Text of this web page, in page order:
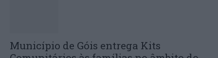
Município de Góis entrega Kits